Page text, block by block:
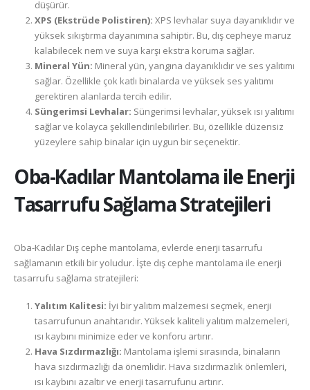
düşürür.
XPS (Ekstrüde Polistiren): XPS levhalar suya dayanıklıdır ve
yüksek sıkıştırma dayanımına sahiptir. Bu, dış cepheye maruz
kalabilecek nem ve suya karşı ekstra koruma sağlar.
Mineral Yün: Mineral yün, yangına dayanıklıdır ve ses yalıtımı
sağlar. Özellikle çok katlı binalarda ve yüksek ses yalıtımı
gerektiren alanlarda tercih edilir.
Süngerimsi Levhalar: Süngerimsi levhalar, yüksek ısı yalıtımı
sağlar ve kolayca şekillendirilebilirler. Bu, özellikle düzensiz
yüzeylere sahip binalar için uygun bir seçenektir.
Oba-KadılarMantolama ile Enerji
Tasarrufu Sağlama Stratejileri
Oba-Kadılar Dış cephe mantolama, evlerde enerji tasarrufu
sağlamanın etkili bir yoludur. İşte dış cephe mantolama ile enerji
tasarrufu sağlama stratejileri:
Yalıtım Kalitesi: İyi bir yalıtım malzemesi seçmek, enerji
tasarrufunun anahtarıdır. Yüksek kaliteli yalıtım malzemeleri,
ısı kaybını minimize eder ve konforu artırır.
Hava Sızdırmazlığı: Mantolama işlemi sırasında, binaların
hava sızdırmazlığı da önemlidir. Hava sızdırmazlık önlemleri,
ısı kaybını azaltır ve enerji tasarrufunu artırır.